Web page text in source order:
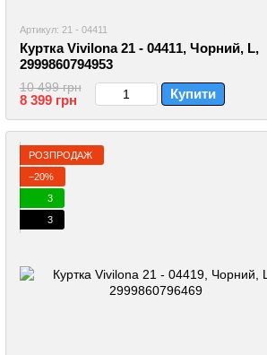
Артикул: 21 - 04411
Куртка Vivilona 21 - 04411, Чорний, L,
2999860794953
10 499 грн
8 399 грн Купити
РОЗПРОДАЖ
−20%
3
3